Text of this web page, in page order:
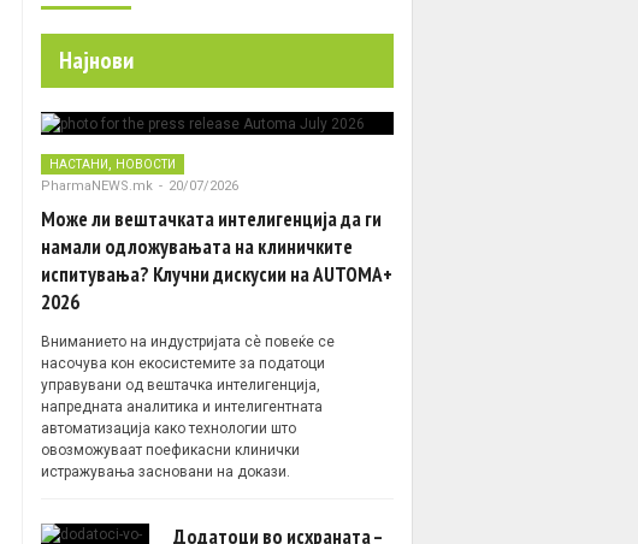
Најнови
НАСТАНИ , НОВОСТИ
PharmaNEWS.mk - 20/07/2026
Може ли вештачката интелигенција да ги
намали одложувањата на клиничките
испитувања? Клучни дискусии на AUTOMA+
2026
Вниманието на индустријата сè повеќе се
насочува кон екосистемите за податоци
управувани од вештачка интелигенција,
напредната аналитика и интелигентната
автоматизација како технологии што
овозможуваат поефикасни клинички
истражувања засновани на докази.
Додатоци во исхраната –